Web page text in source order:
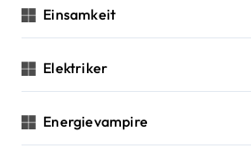
Einsamkeit
Elektriker
Energievampire